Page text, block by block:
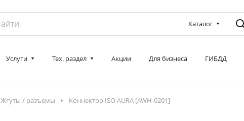
Каталог
Услуги Тех. раздел Акции Для бизнеса ГИБДД
Жгуты / разъемы Коннектор ISO AURA [AWH-0201]